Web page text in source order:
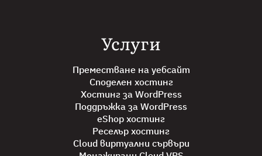
Услуги
Преместване на уебсайт
Споделен хостинг
Хостинг за WordPress
Поддръжка за WordPress
eShop хостинг
Реселър хостинг
Cloud виртуални сървъри